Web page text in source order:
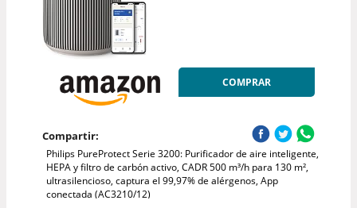
COMPRAR
Compartir:
Philips PureProtect Serie 3200: Purificador de aire inteligente,
HEPA y filtro de carbón activo, CADR 500 m³/h para 130 m²,
ultrasilencioso, captura el 99,97% de alérgenos, App
conectada (AC3210/12)